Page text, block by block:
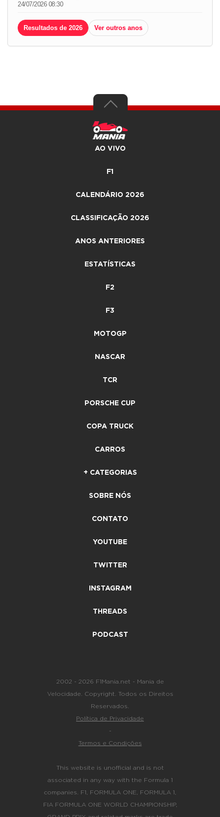
24/07/2026 08:30
Resultados de 2026 Ver outros anos
AO VIVO
F1
CALENDÁRIO 2026
CLASSIFICAÇÃO 2026
ANOS ANTERIORES
ESTATÍSTICAS
F2
F3
MOTOGP
NASCAR
TCR
PORSCHE CUP
COPA TRUCK
CARROS
+ CATEGORIAS
SOBRE NÓS
CONTATO
YOUTUBE
TWITTER
INSTAGRAM
THREADS
PODCAST
2002 - 2026 F1Mania.net - Mania de
Velocidade. Copyright. Todos os Direitos
Reservados.
Política de Privacidade
-
Termos e Condições
This website is unofficial and is not
associated in any way with the Formula 1
companies. F1, FORMULA ONE, FORMULA 1,
FIA FORMULA ONE WORLD CHAMPIONSHIP,